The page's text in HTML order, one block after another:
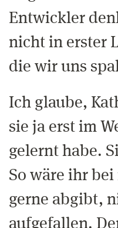
Entwickler
nicht in erster
die wir uns
Ich glaube,
sie ja erst im
gelernt habe.
So wäre ihr
gerne abgibt,
aufgefallen.